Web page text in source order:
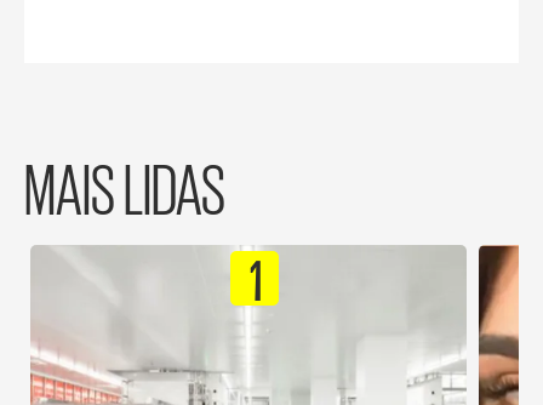
MAIS LIDAS
1